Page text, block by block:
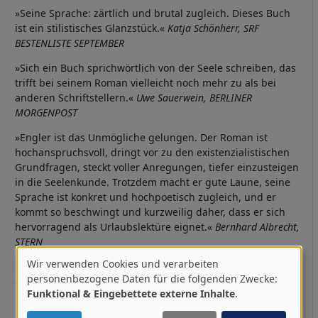
»Seine Sprache: zärtlich und brutal zugleich. Dieses Buch
ist ein stilistisches Glanzstück.« Katja Schönherr, SRF
BESTENLISTE SEPTEMBER
»Sich ein Buch sprichwörtlich von der Seele schreiben, das
trifft bei seinem Roman vielleicht noch mehr zu als bei
anderen Schriftstellern.« Uwe Sauerwein, BERLINER
MORGENPOST
»Engler ist das Unmögliche gelungen. Der Roman ist
hochanspruchsvoll, dringt vor zu den existenzialistischen
Grundfragen, steckt voller Anregungen, tiefer einzusteigen
in die Seelenkunde. Trotzdem macht er gute Laune, seine
Sprache ist konkret und hochpoetisch zugleich, und er
kommt so beschwingt und kurzweilig daher, dass er sich
hervorragend als Urlaubslektüre eignet.« Bernhard Albrecht,
STERN
»In der Sprache so was Zärtliches und gleichzeitig Direktes,
das habe ich noch nie gelesen. […] Ich bin wirklich
begeistert.«Katja Schönherr, SRF BUCHZEICHEN
Verwendung
von
Wir verwenden Cookies und verarbeiten
personenbezogene Daten für die folgenden Zwecke:
Funktional & Eingebettete externe Inhalte.